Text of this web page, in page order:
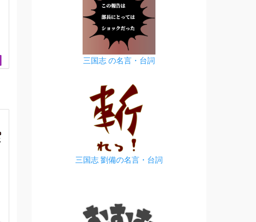
三国志 の名言・台詞
三国志 劉備の名言・台詞